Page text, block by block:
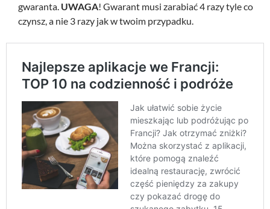
gwaranta. UWAGA! Gwarant musi zarabiać 4 razy tyle co
czynsz, a nie 3 razy jak w twoim przypadku.